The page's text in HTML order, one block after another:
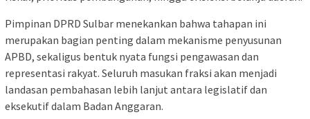
Pimpinan DPRD Sulbar menekankan bahwa tahapan ini
merupakan bagian penting dalam mekanisme penyusunan
APBD, sekaligus bentuk nyata fungsi pengawasan dan
representasi rakyat. Seluruh masukan fraksi akan menjadi
landasan pembahasan lebih lanjut antara legislatif dan
eksekutif dalam Badan Anggaran.